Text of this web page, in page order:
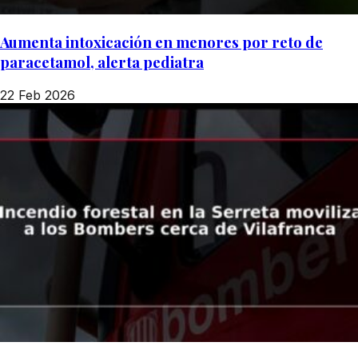
Aumenta intoxicación en menores por reto de
paracetamol, alerta pediatra
22 Feb 2026